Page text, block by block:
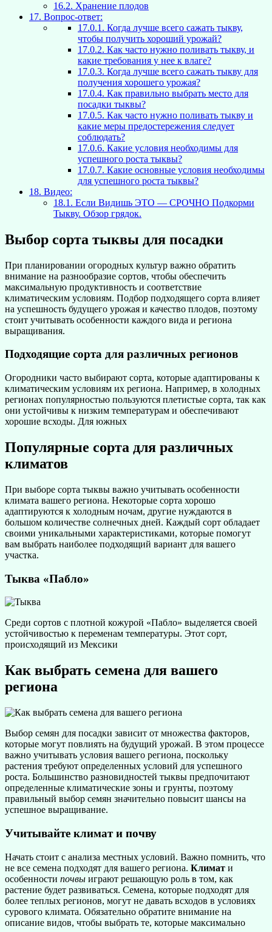
16.2. Хранение плодов
17. Вопрос-ответ:
17.0.1. Когда лучше всего сажать тыкву,
чтобы получить хороший урожай?
17.0.2. Как часто нужно поливать тыкву, и
какие требования у нее к влаге?
17.0.3. Когда лучше всего сажать тыкву для
получения хорошего урожая?
17.0.4. Как правильно выбрать место для
посадки тыквы?
17.0.5. Как часто нужно поливать тыкву и
какие меры предостережения следует
соблюдать?
17.0.6. Какие условия необходимы для
успешного роста тыквы?
17.0.7. Какие основные условия необходимы
для успешного роста тыквы?
18. Видео:
18.1. Если Видишь ЭТО — СРОЧНО Подкорми
Тыкву. Обзор грядок.
Выбор сорта тыквы для посадки
При планировании огородных культур важно обратить
внимание на разнообразие сортов, чтобы обеспечить
максимальную продуктивность и соответствие
климатическим условиям. Подбор подходящего сорта влияет
на успешность будущего урожая и качество плодов, поэтому
стоит учитывать особенности каждого вида и региона
выращивания.
Подходящие сорта для различных регионов
Огородники часто выбирают сорта, которые адаптированы к
климатическим условиям их региона. Например, в холодных
регионах популярностью пользуются плетистые сорта, так как
они устойчивы к низким температурам и обеспечивают
хорошие всходы. Для южных
Популярные сорта для различных
климатов
При выборе сорта тыквы важно учитывать особенности
климата вашего региона. Некоторые сорта хорошо
адаптируются к холодным ночам, другие нуждаются в
большом количестве солнечных дней. Каждый сорт обладает
своими уникальными характеристиками, которые помогут
вам выбрать наиболее подходящий вариант для вашего
участка.
Тыква «Пабло»
Среди сортов с плотной кожурой «Пабло» выделяется своей
устойчивостью к переменам температуры. Этот сорт,
происходящий из Мексики
Как выбрать семена для вашего
региона
Выбор семян для посадки зависит от множества факторов,
которые могут повлиять на будущий урожай. В этом процессе
важно учитывать условия вашего региона, поскольку
растения требуют определенных условий для успешного
роста. Большинство разновидностей тыквы предпочитают
определенные климатические зоны и грунты, поэтому
правильный выбор семян значительно повысит шансы на
успешное выращивание.
Учитывайте климат и почву
Начать стоит с анализа местных условий. Важно помнить, что
не все семена подходят для вашего региона. Климат и
особенности почвы играют решающую роль в том, как
растение будет развиваться. Семена, которые подходят для
более теплых регионов, могут не давать всходов в условиях
сурового климата. Обязательно обратите внимание на
описание видов, чтобы выбрать те, которые максимально